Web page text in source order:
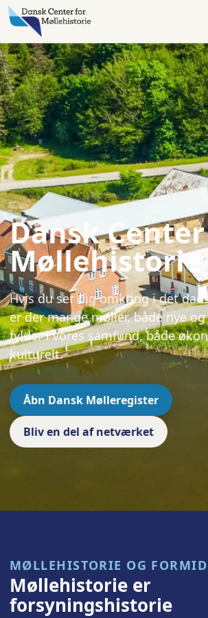
Dansk
Møllehistorie
Hvis du ser dig omkring i det
er der mange møller, både nye
fylder i vores samfund, både
kulturelt.
Åbn Dansk Mølleregister
Bliv en del af netværket
MØLLEHISTORIE OG
Møllehistorie er
forsyningshistorie